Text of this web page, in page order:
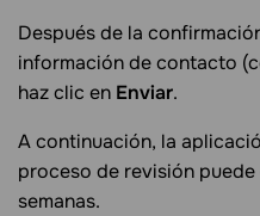
Después de la
información de contacto
haz clic en Enviar.
A continuación, la
proceso de revisión
semanas.